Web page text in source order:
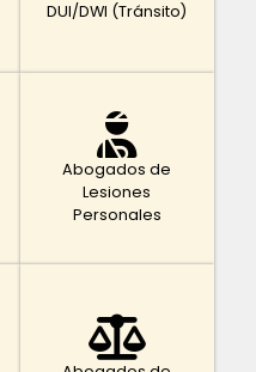
DUI/DWI (Tránsito)
Abogados de
Lesiones
Personales